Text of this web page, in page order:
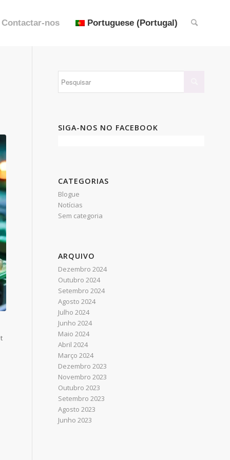
Contactar-nos Portuguese (Portugal)
SIGA-NOS NO FACEBOOK
CATEGORIAS
Blogue
Notícias
Sem categoria
ARQUIVO
Dezembro 2024
Outubro 2024
Setembro 2024
Agosto 2024
Julho 2024
Junho 2024
Maio 2024
Abril 2024
Março 2024
Dezembro 2023
Novembro 2023
Outubro 2023
Setembro 2023
Agosto 2023
Junho 2023